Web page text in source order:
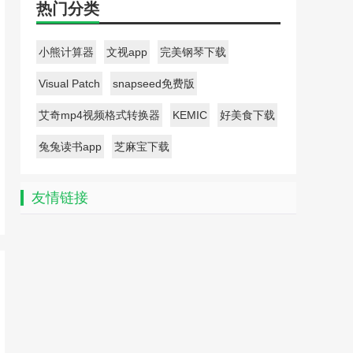
热门分类
小熊计算器 文视app 完美钢琴下载
Visual Patch snapseed免费版
艾奇mp4视频格式转换器 KEMIC 好美食下载
兔兔读书app 芝麻宝下载
友情链接